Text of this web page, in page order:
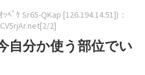
ｯﾍﾟｹ Sr65-QKap [126.194.14.51]) ：
2]
自分か使う部位でい